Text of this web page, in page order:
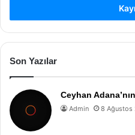
Son Yazılar
Ceyhan
Admin 8 Ağustos